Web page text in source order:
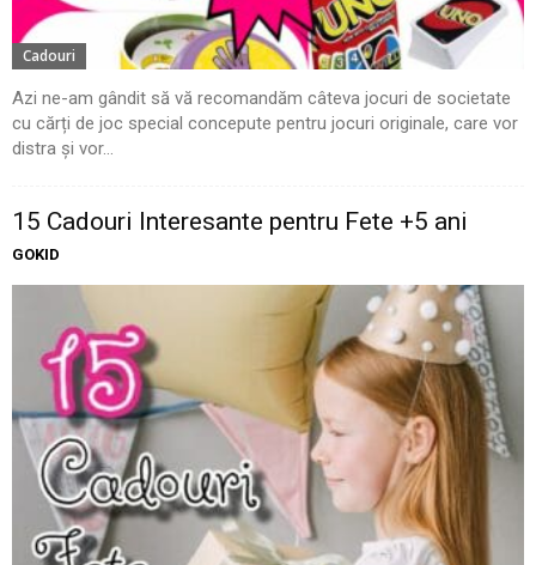
Cadouri
Azi ne-am gândit să vă recomandăm câteva jocuri de societate
cu cărți de joc special concepute pentru jocuri originale, care vor
distra și vor...
15 Cadouri Interesante pentru Fete +5 ani
GOKID